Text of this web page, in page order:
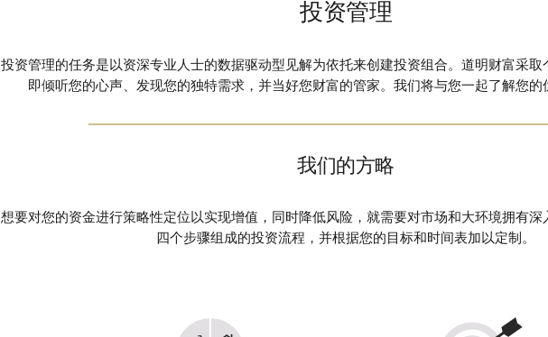
投资管理
投资管理的任务是以资深专业人士的数据驱动型见解为依托来创建投资组合。道明财富采取
即倾听您的心声、发现您的独特需求，并当好您财富的管家。我们将与您一起了解您的
我们的方略
想要对您的资金进行策略性定位以实现增值，同时降低风险，就需要对市场和大环境拥有深
四个步骤组成的投资流程，并根据您的目标和时间表加以定制。